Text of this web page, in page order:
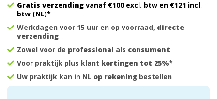
Gratis verzending vanaf €100 excl. btw en €121 incl.
btw (NL)*
Werkdagen voor 15 uur en op voorraad, directe
verzending
Zowel voor de professional als consument
Voor praktijk plus klant kortingen tot 25%*
Uw praktijk kan in NL op rekening bestellen